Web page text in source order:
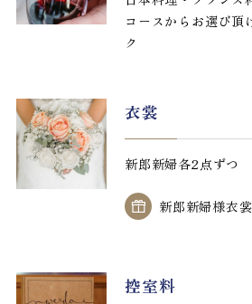
コースからお選び頂
ク
衣裳
新郎新婦各2点ずつ
新郎新婦様衣
控室料